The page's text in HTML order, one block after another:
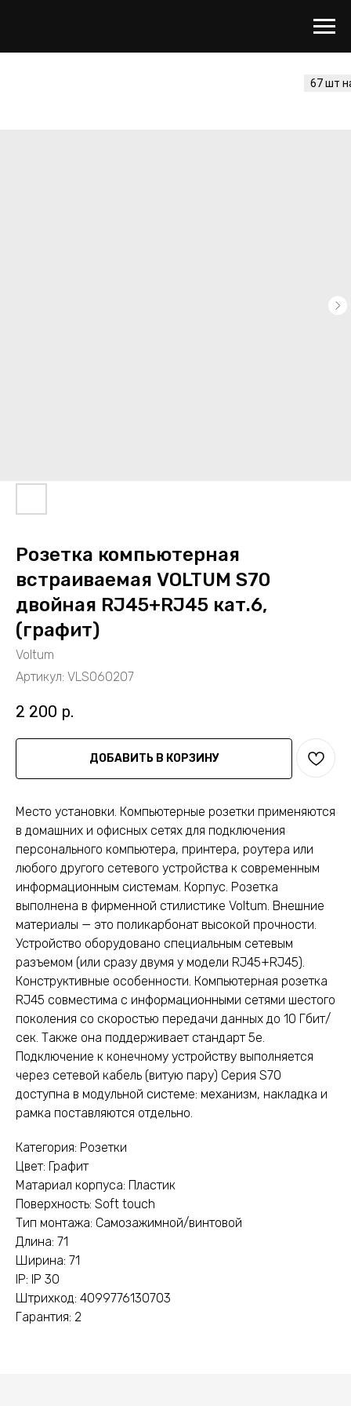
Розетка компьютерная
встраиваемая VOLTUM S70
двойная RJ45+RJ45 кат.6,
(графит)
Voltum
Артикул: VLS060207
2 200 р.
ДОБАВИТЬ В КОРЗИНУ
Место установки. Компьютерные розетки применяются
в домашних и офисных сетях для подключения
персонального компьютера, принтера, роутера или
любого другого сетевого устройства к современным
информационным системам. Корпус. Розетка
выполнена в фирменной стилистике Voltum. Внешние
материалы — это поликарбонат высокой прочности.
Устройство оборудовано специальным сетевым
разъемом (или сразу двумя у модели RJ45+RJ45).
Конструктивные особенности. Компьютерная розетка
RJ45 совместима с информационными сетями шестого
поколения со скоростью передачи данных до 10 Гбит/
сек. Также она поддерживает стандарт 5e.
Подключение к конечному устройству выполняется
через сетевой кабель (витую пару) Серия S70
доступна в модульной системе: механизм, накладка и
рамка поставляются отдельно.
Категория: Розетки
Цвет: Графит
Матариал корпуса: Пластик
Поверхность: Soft touch
Тип монтажа: Самозажимной/винтовой
Длина: 71
Ширина: 71
IP: IP 30
Штрихкод: 4099776130703
Гарантия: 2